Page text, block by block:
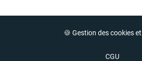
🍪 Gestion des cookies et
CGU